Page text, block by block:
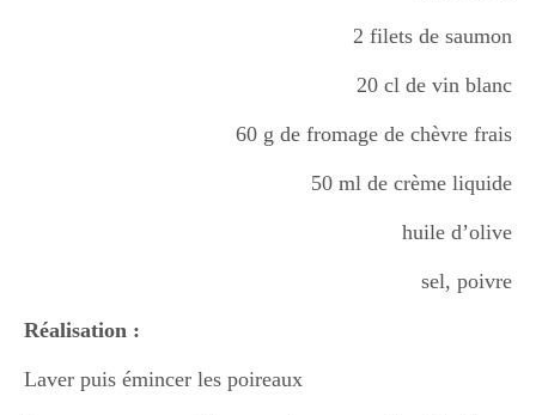
Les classiques
Mes amis en cuisine
Resto
2 filets de saumon
20 cl de vin blanc
60 g de fromage de chèvre frais
50 ml de crème liquide
huile d’olive
sel, poivre
Réalisation :
Laver puis émincer les poireaux